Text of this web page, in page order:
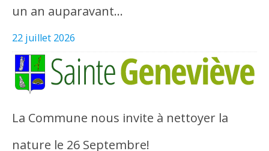
un an auparavant…
22 juillet 2026
La Commune nous invite à nettoyer la
nature le 26 Septembre!